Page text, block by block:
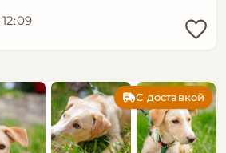
С доставкой